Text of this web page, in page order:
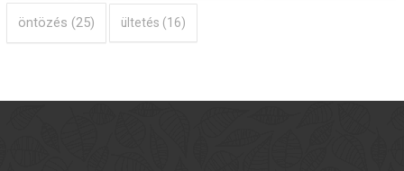
öntözés (25) ültetés (16)